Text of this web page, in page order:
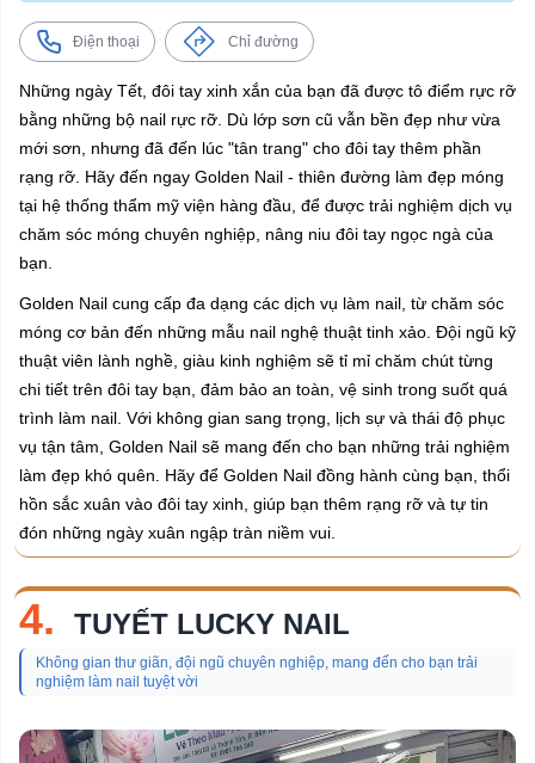
Điện thoại Chỉ đường
Những ngày Tết, đôi tay xinh xắn của bạn đã được tô điểm rực rỡ
bằng những bộ nail rực rỡ. Dù lớp sơn cũ vẫn bền đẹp như vừa
mới sơn, nhưng đã đến lúc "tân trang" cho đôi tay thêm phần
rạng rỡ. Hãy đến ngay Golden Nail - thiên đường làm đẹp móng
tại hệ thống thẩm mỹ viện hàng đầu, để được trải nghiệm dịch vụ
chăm sóc móng chuyên nghiệp, nâng niu đôi tay ngọc ngà của
bạn.
Golden Nail cung cấp đa dạng các dịch vụ làm nail, từ chăm sóc
móng cơ bản đến những mẫu nail nghệ thuật tinh xảo. Đội ngũ kỹ
thuật viên lành nghề, giàu kinh nghiệm sẽ tỉ mỉ chăm chút từng
chi tiết trên đôi tay bạn, đảm bảo an toàn, vệ sinh trong suốt quá
trình làm nail. Với không gian sang trọng, lịch sự và thái độ phục
vụ tận tâm, Golden Nail sẽ mang đến cho bạn những trải nghiệm
làm đẹp khó quên. Hãy để Golden Nail đồng hành cùng bạn, thổi
hồn sắc xuân vào đôi tay xinh, giúp bạn thêm rạng rỡ và tự tin
đón những ngày xuân ngập tràn niềm vui.
4. TUYẾT LUCKY NAIL
Không gian thư giãn, đội ngũ chuyên nghiệp, mang đến cho bạn trải
nghiệm làm nail tuyệt vời